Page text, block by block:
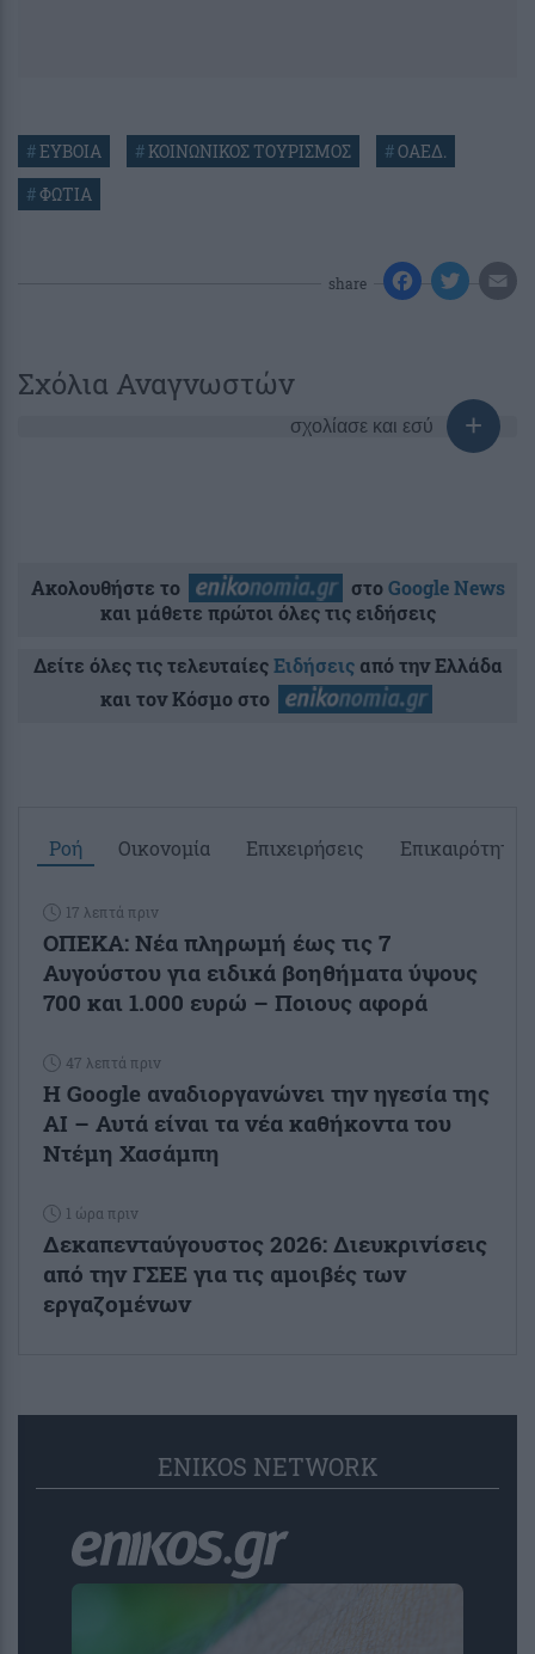
#ΕΥΒΟΙΑ #ΚΟΙΝΩΝΙΚΟΣ ΤΟΥΡΙΣΜΟΣ #ΟΑΕΔ.
#ΦΩΤΙΑ
share
Σχόλια Αναγνωστών
σχολίασε και εσύ
Ακολουθήστε το στοGoogle News
και μάθετε πρώτοι όλες τις ειδήσεις
Δείτε όλες τις τελευταίεςΕιδήσειςαπό την Ελλάδα
και τον Κόσμο στο
Ροή Οικονομία Επιχειρήσεις Επικαιρότητα
17 λεπτά πριν
ΟΠΕΚΑ: Νέα πληρωμή έως τις 7
Αυγούστου για ειδικά βοηθήματα ύψους
700 και 1.000 ευρώ – Ποιους αφορά
47 λεπτά πριν
Η Google αναδιοργανώνει την ηγεσία της
AI – Αυτά είναι τα νέα καθήκοντα του
Ντέμη Χασάμπη
1 ώρα πριν
Δεκαπενταύγουστος 2026: Διευκρινίσεις
από την ΓΣΕΕ για τις αμοιβές των
εργαζομένων
ENIKOS NETWORK